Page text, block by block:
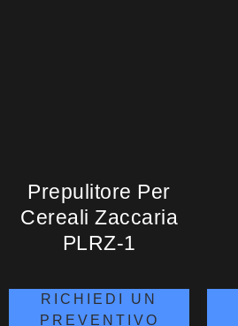
Prepulitore Per
Cereali Zaccaria
PLRZ-1
RICHIEDI UN
PREVENTIVO